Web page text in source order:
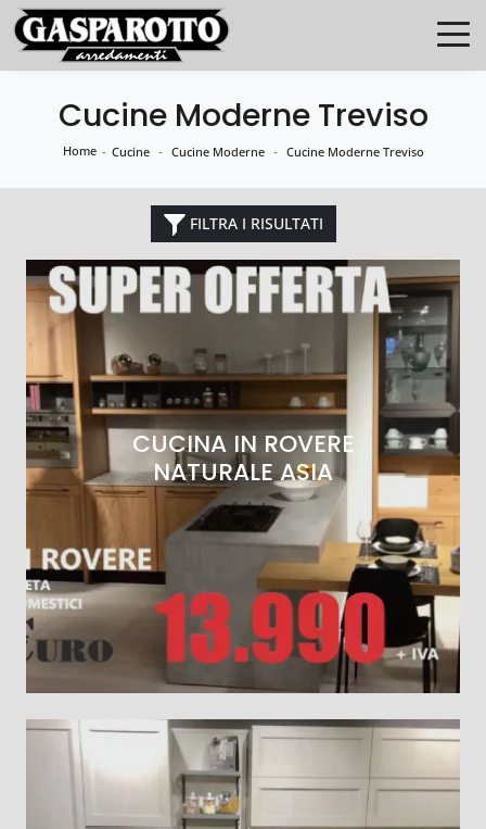
Cucine Moderne Treviso
Home - Cucine - Cucine Moderne - Cucine Moderne Treviso
FILTRA I RISULTATI
CUCINA IN ROVERE
NATURALE ASIA